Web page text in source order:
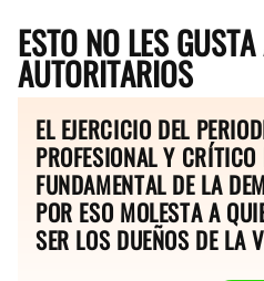
ESTO NO LES
AUTORITARIOS
EL EJERCICIO DEL
PROFESIONAL Y
FUNDAMENTAL DE LA
POR ESO MOLESTA A
SER LOS DUEÑOS DE LA